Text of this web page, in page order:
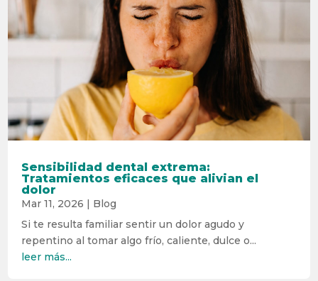
Sensibilidad dental extrema:
Tratamientos eficaces que alivian el
dolor
Mar 11, 2026 | Blog
Si te resulta familiar sentir un dolor agudo y
repentino al tomar algo frío, caliente, dulce o...
leer más...